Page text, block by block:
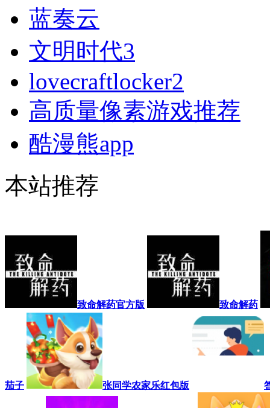
蓝奏云
文明时代3
lovecraftlocker2
高质量像素游戏推荐
酷漫熊app
本站推荐
致命解药官方版 致命解药
茄子 张同学农家乐红包版